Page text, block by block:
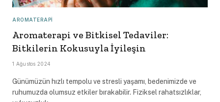
AROMATERAPI
Aromaterapi ve Bitkisel Tedaviler:
Bitkilerin Kokusuyla İyileşin
1 Ağustos 2024
Günümüzün hızlı tempolu ve stresli yaşamı, bedenimizde ve
ruhumuzda olumsuz etkiler bırakabilir. Fiziksel rahatsızlıklar,